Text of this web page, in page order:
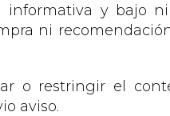
y bajo
ni
o restringir el
aviso.